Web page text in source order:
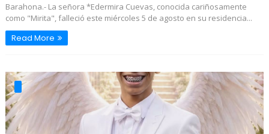
Barahona.- La señora *Edermira Cuevas, conocida cariñosamente
como "Mirita", falleció este miércoles 5 de agosto en su residencia...
Read More